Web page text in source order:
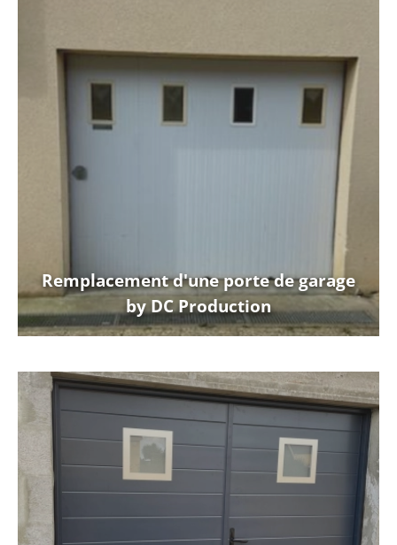
Remplacement d'une porte de garage
by DC Production